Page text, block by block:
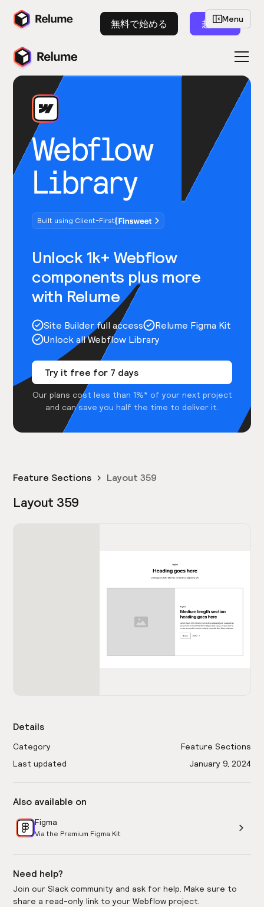
無料で始める 起動
Webflow
Library
Built using Client-First
Unlock 1k+ Webflow
components plus more
with Relume
Site Builder full access
Relume Figma Kit
Unlock all Webflow Library
Try it free for 7 days
Our plans cost less than 1%* of your next project
and can save you half the time to deliver it.
Menu
Feature Sections Layout 359
Layout 359
Details
Category
Feature Sections
Last updated
January 9, 2024
Also available on
Figma
Via the Premium Figma Kit
Need help?
Join our Slack community and ask for help. Make sure to
share a read-only link to your Webflow project.